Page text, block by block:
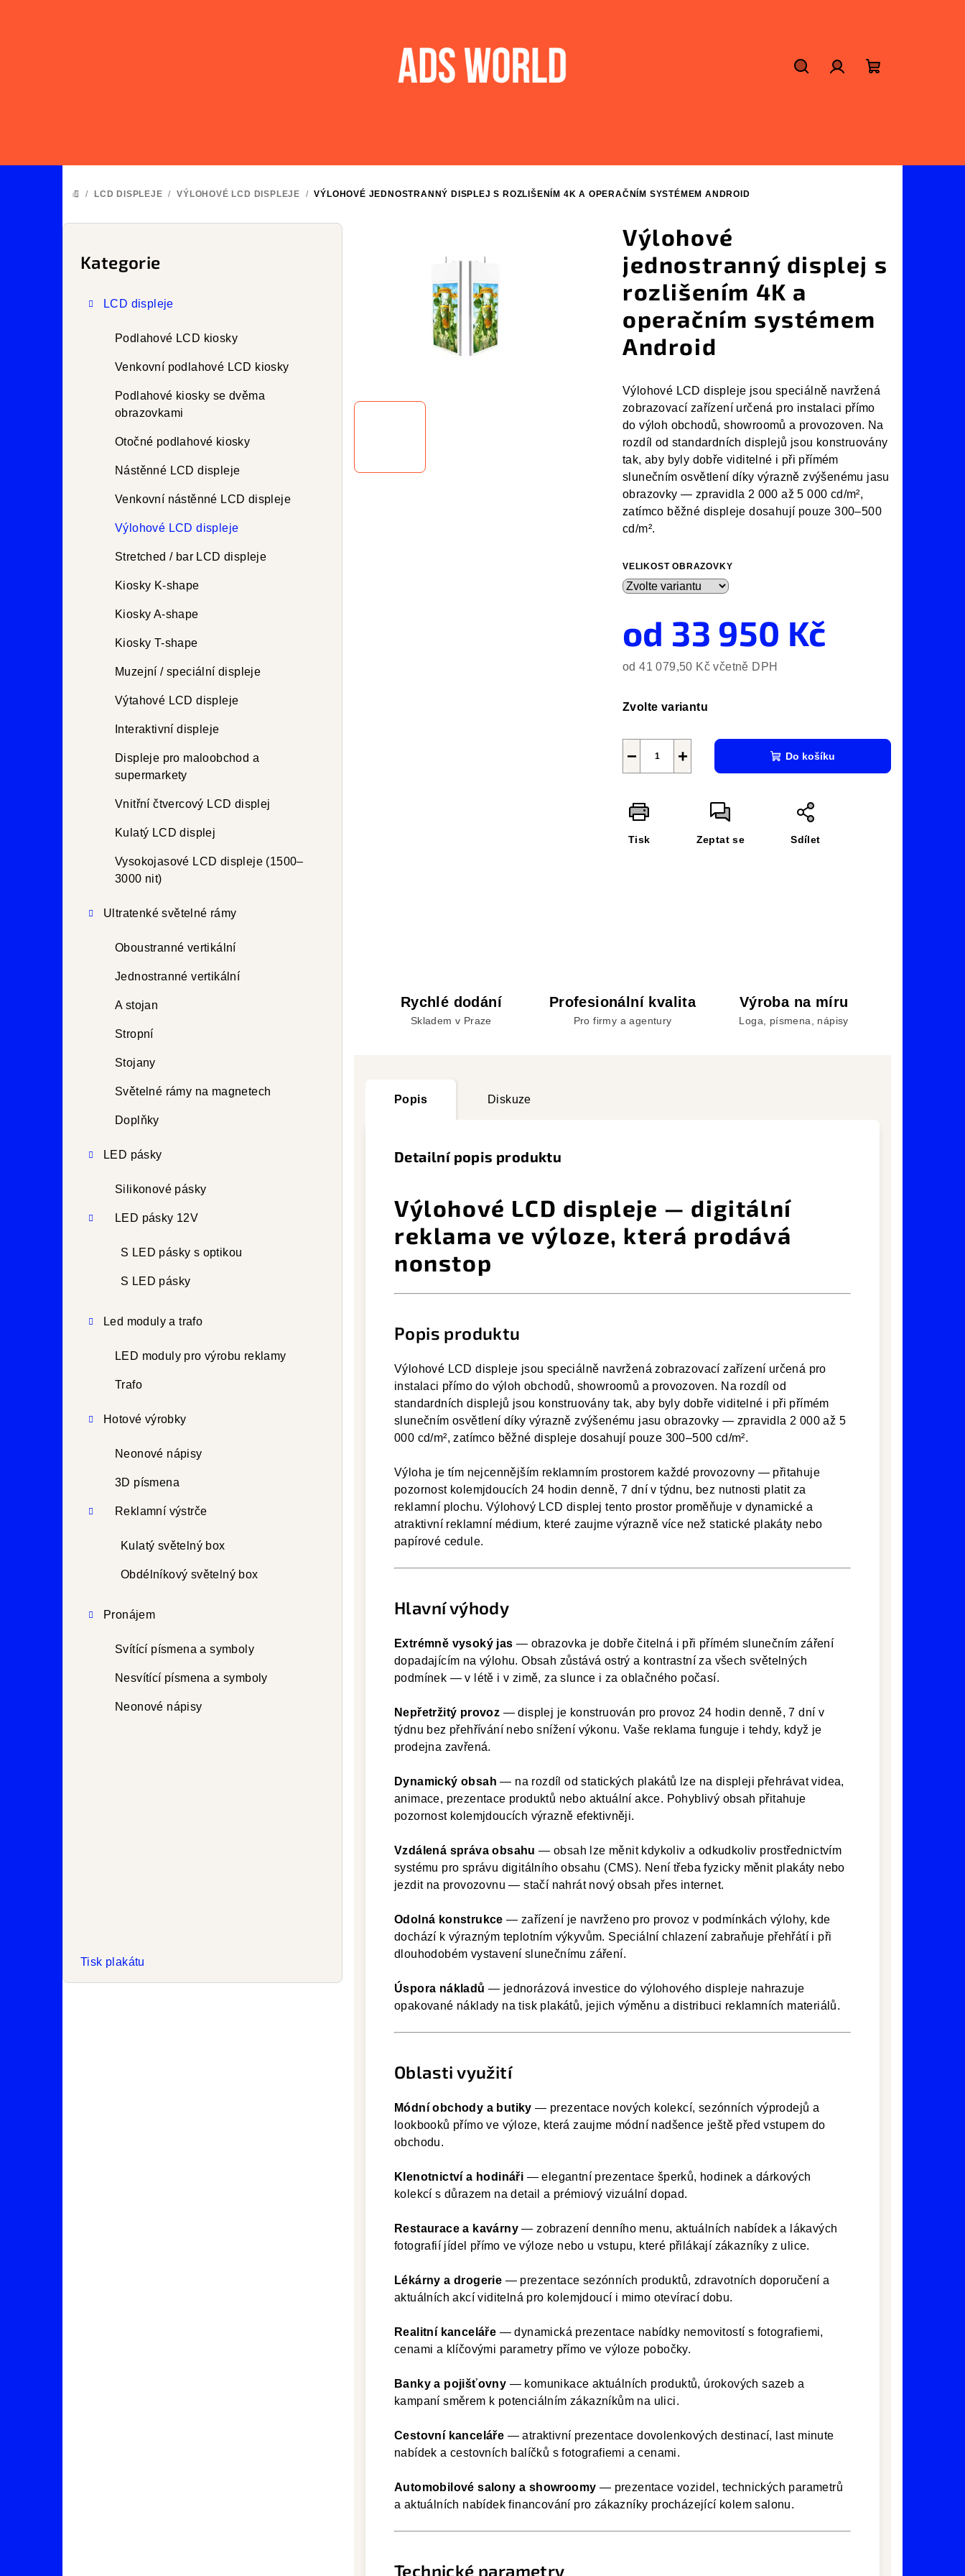
DOMŮ
/ LCD DISPLEJE / VÝLOHOVÉ LCD DISPLEJE / VÝLOHOVÉ JEDNOSTRANNÝ DISPLEJ S ROZLIŠENÍM 4K A OPERAČNÍM SYSTÉMEM ANDROID
P
Přeskočit
Kategorie
LCD displeje
Podlahové LCD kiosky
Venkovní podlahové LCD kiosky
Podlahové kiosky se dvěma
obrazovkami
Otočné podlahové kiosky
Nástěnné LCD displeje
Venkovní nástěnné LCD displeje
Výlohové LCD displeje
Stretched / bar LCD displeje
Kiosky K-shape
Kiosky A-shape
Kiosky T-shape
Muzejní / speciální displeje
Výtahové LCD displeje
Interaktivní displeje
Displeje pro maloobchod a
supermarkety
Vnitřní čtvercový LCD displej
Kulatý LCD displej
Vysokojasové LCD displeje (1500–
3000 nit)
Ultratenké světelné rámy
Oboustranné vertikální
Jednostranné vertikální
A stojan
Stropní
Stojany
Světelné rámy na magnetech
Doplňky
LED pásky
Silikonové pásky
LED pásky 12V
S LED pásky s optikou
S LED pásky
Led moduly a trafo
LED moduly pro výrobu reklamy
Trafo
Hotové výrobky
Neonové nápisy
3D písmena
Reklamní výstrče
Kulatý světelný box
Obdélníkový světelný box
Pronájem
Svítící písmena a symboly
Nesvítící písmena a symboly
Neonové nápisy
Tisk plakátu
Výlohové
jednostranný displej s
rozlišením 4K a
operačním systémem
Android
Výlohové LCD displeje jsou speciálně navržená
zobrazovací zařízení určená pro instalaci přímo
do výloh obchodů, showroomů a provozoven. Na
rozdíl od standardních displejů jsou konstruovány
tak, aby byly dobře viditelné i při přímém
slunečním osvětlení díky výrazně zvýšenému jasu
obrazovky — zpravidla 2 000 až 5 000 cd/m²,
zatímco běžné displeje dosahují pouze 300–500
cd/m².
VELIKOST OBRAZOVKY
od 33 950 Kč
od41 079,50 Kč včetně DPH
cena:
Zvolte variantu
+
− Do košíku
Tisk Zeptat se Sdílet
Rychlé dodání
Skladem v Praze
Profesionální kvalita
Pro firmy a agentury
Výroba na míru
Loga, písmena, nápisy
Popis Diskuze
Detailní popis produktu
Výlohové LCD displeje — digitální
reklama ve výloze, která prodává
nonstop
Popis produktu
Výlohové LCD displeje jsou speciálně navržená zobrazovací zařízení určená pro
instalaci přímo do výloh obchodů, showroomů a provozoven. Na rozdíl od
standardních displejů jsou konstruovány tak, aby byly dobře viditelné i při přímém
slunečním osvětlení díky výrazně zvýšenému jasu obrazovky — zpravidla 2 000 až 5
000 cd/m², zatímco běžné displeje dosahují pouze 300–500 cd/m².
Výloha je tím nejcennějším reklamním prostorem každé provozovny — přitahuje
pozornost kolemjdoucích 24 hodin denně, 7 dní v týdnu, bez nutnosti platit za
reklamní plochu. Výlohový LCD displej tento prostor proměňuje v dynamické a
atraktivní reklamní médium, které zaujme výrazně více než statické plakáty nebo
papírové cedule.
Hlavní výhody
Extrémně vysoký jas — obrazovka je dobře čitelná i při přímém slunečním záření
dopadajícím na výlohu. Obsah zůstává ostrý a kontrastní za všech světelných
podmínek — v létě i v zimě, za slunce i za oblačného počasí.
Nepřetržitý provoz — displej je konstruován pro provoz 24 hodin denně, 7 dní v
týdnu bez přehřívání nebo snížení výkonu. Vaše reklama funguje i tehdy, když je
prodejna zavřená.
Dynamický obsah — na rozdíl od statických plakátů lze na displeji přehrávat videa,
animace, prezentace produktů nebo aktuální akce. Pohyblivý obsah přitahuje
pozornost kolemjdoucích výrazně efektivněji.
Vzdálená správa obsahu — obsah lze měnit kdykoliv a odkudkoliv prostřednictvím
systému pro správu digitálního obsahu (CMS). Není třeba fyzicky měnit plakáty nebo
jezdit na provozovnu — stačí nahrát nový obsah přes internet.
Odolná konstrukce — zařízení je navrženo pro provoz v podmínkách výlohy, kde
dochází k výrazným teplotním výkyvům. Speciální chlazení zabraňuje přehřátí i při
dlouhodobém vystavení slunečnímu záření.
Úspora nákladů — jednorázová investice do výlohového displeje nahrazuje
opakované náklady na tisk plakátů, jejich výměnu a distribuci reklamních materiálů.
Oblasti využití
Módní obchody a butiky — prezentace nových kolekcí, sezónních výprodejů a
lookbooků přímo ve výloze, která zaujme módní nadšence ještě před vstupem do
obchodu.
Klenotnictví a hodináři — elegantní prezentace šperků, hodinek a dárkových
kolekcí s důrazem na detail a prémiový vizuální dopad.
Restaurace a kavárny — zobrazení denního menu, aktuálních nabídek a lákavých
fotografií jídel přímo ve výloze nebo u vstupu, které přilákají zákazníky z ulice.
Lékárny a drogerie — prezentace sezónních produktů, zdravotních doporučení a
aktuálních akcí viditelná pro kolemjdoucí i mimo otevírací dobu.
Realitní kanceláře — dynamická prezentace nabídky nemovitostí s fotografiemi,
cenami a klíčovými parametry přímo ve výloze pobočky.
Banky a pojišťovny — komunikace aktuálních produktů, úrokových sazeb a
kampaní směrem k potenciálním zákazníkům na ulici.
Cestovní kanceláře — atraktivní prezentace dovolenkových destinací, last minute
nabídek a cestovních balíčků s fotografiemi a cenami.
Automobilové salony a showroomy — prezentace vozidel, technických parametrů
a aktuálních nabídek financování pro zákazníky procházející kolem salonu.
Technické parametry